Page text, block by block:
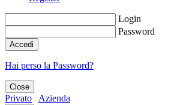
Login
Password
Accedi
Hai perso la Password?
Close
Privato Azienda